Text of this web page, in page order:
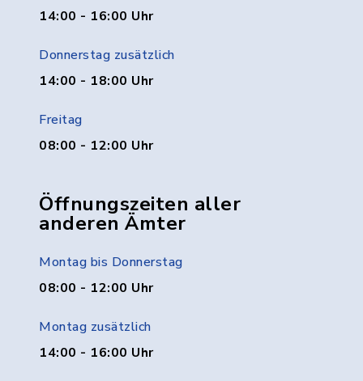
14:00 - 16:00 Uhr
Donnerstag zusätzlich
14:00 - 18:00 Uhr
Freitag
08:00 - 12:00 Uhr
Öffnungszeiten aller
anderen Ämter
Montag bis Donnerstag
08:00 - 12:00 Uhr
Montag zusätzlich
14:00 - 16:00 Uhr